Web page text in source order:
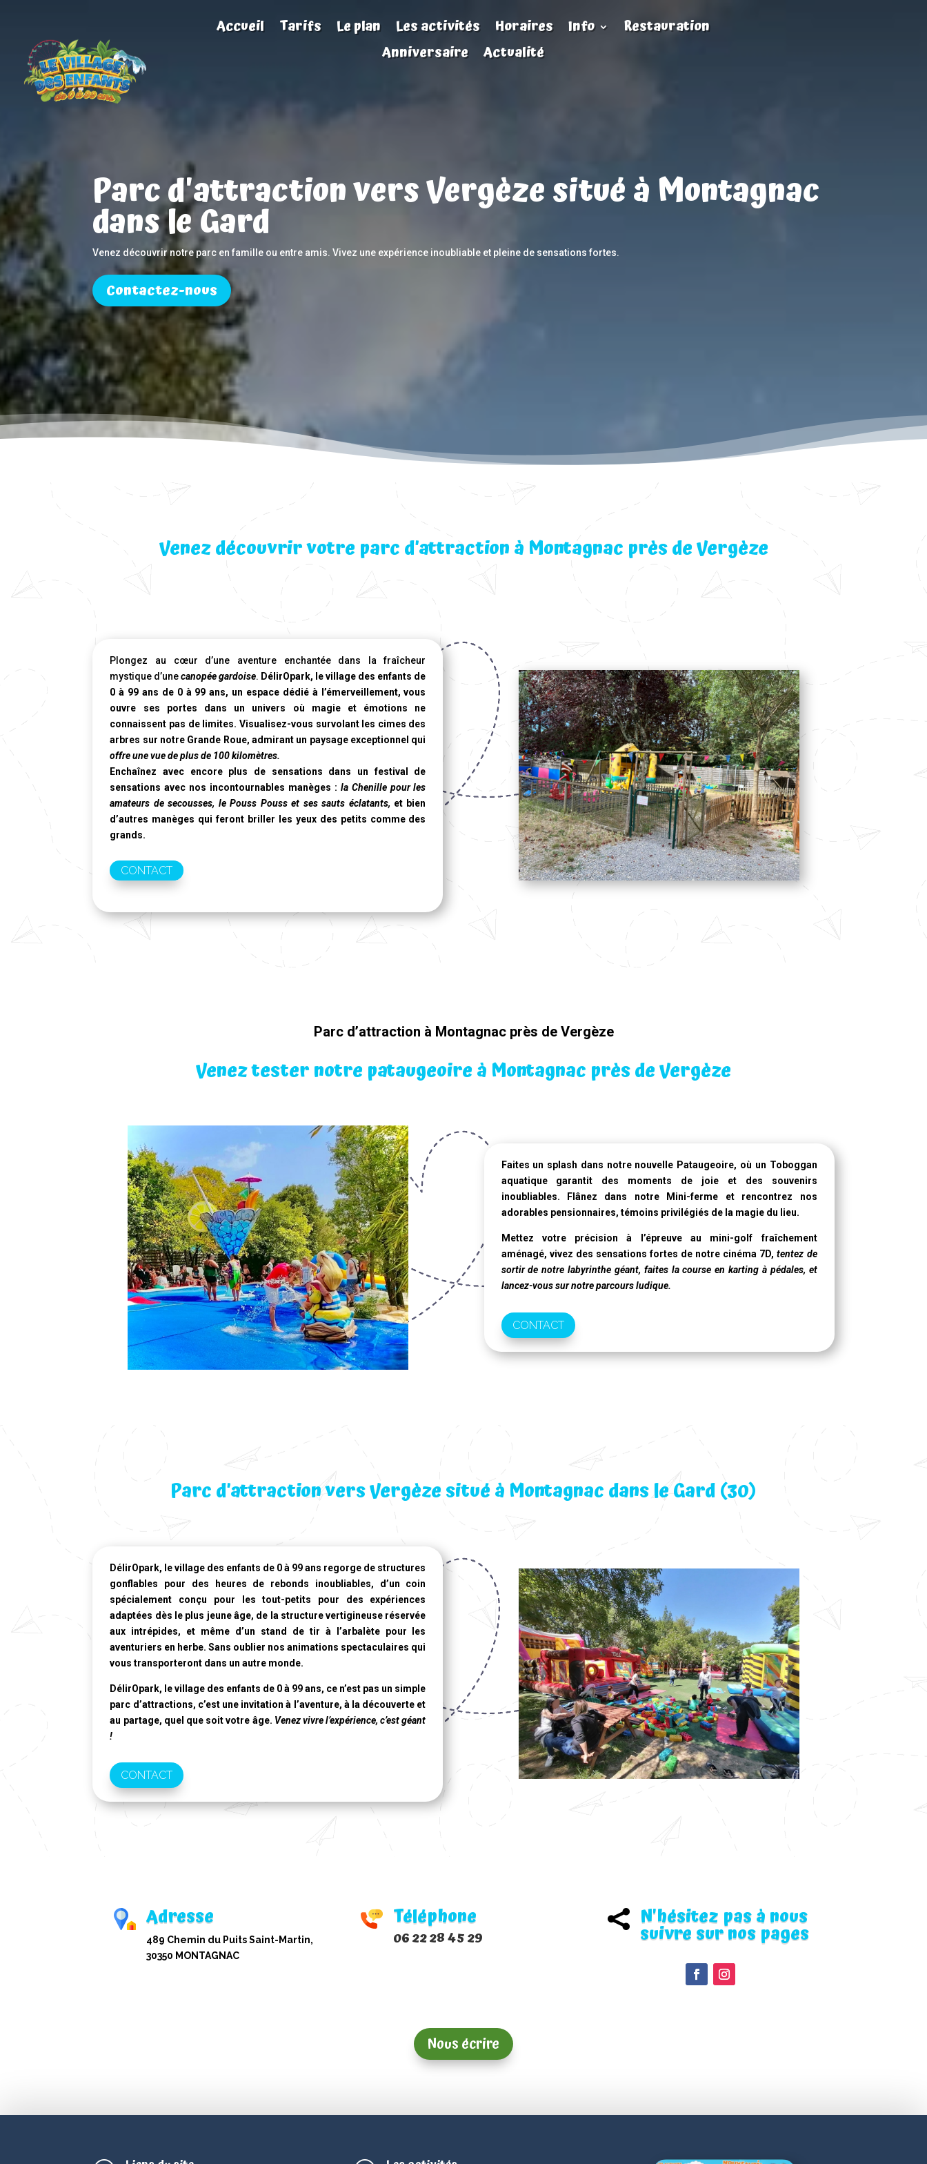
Accueil Tarifs Le plan Les activités Horaires Info
Restauration
Anniversaire
Actualité
Parc d'attraction vers Vergèze situé à Montagnac
dans le Gard
Venez découvrir notre parc en famille ou entre amis. Vivez une expérience inoubliable et pleine de sensations fortes.
Contactez-nous
Venez découvrir votre parc d’attraction à Montagnac près de Vergèze
Plongez au cœur d’une aventure enchantée dans la fraîcheur
mystique d’unecanopée gardoise. DélirOpark, le village des enfants de
0 à 99 ans de 0 à 99 ans, un espace dédié à l’émerveillement, vous
ouvre ses portes dans un univers où magie et émotions ne
connaissent pas de limites. Visualisez-vous survolant les cimes des
arbres sur notre Grande Roue, admirant un paysage exceptionnel qui
offre une vue de plus de 100 kilomètres.
Enchaînez avec encore plus de sensations dans un festival de
sensations avec nos incontournables manèges : la Chenille pour les
amateurs de secousses, le Pouss Pouss et ses sauts éclatants, et bien
d’autres manèges qui feront briller les yeux des petits comme des
grands.
CONTACT
Parc d’attraction à Montagnac près de Vergèze
Venez tester notre pataugeoire à Montagnac près de Vergèze
Faites un splash dans notre nouvelle Pataugeoire, où un Toboggan
aquatiquegarantit des moments de joie et des souvenirs
inoubliables. Flânez dans notre Mini-ferme et rencontrez nos
adorables pensionnaires, témoins privilégiés de la magie du lieu.
Mettez votre précision à l’épreuve au mini-golf fraîchement
aménagé, vivez des sensations fortes de notre cinéma 7D,tentez de
sortir de notre labyrinthe géant, faites la course en karting à pédales, et
lancez-vous sur notre parcours ludique.
CONTACT
Parc d’attraction vers Vergèze situé à Montagnac dans le Gard (30)
DélirOpark, le village des enfants de 0 à 99 ans regorge de structures
gonflables pour des heures de rebonds inoubliables, d’un coin
spécialement conçu pour les tout-petits pour des expériences
adaptées dès le plus jeune âge, de la structure vertigineuse réservée
aux intrépides, et même d’un stand de tir à l’arbalète pour les
aventuriers en herbe. Sans oublier nos animations spectaculaires qui
vous transporteront dans un autre monde.
DélirOpark, le village des enfants de 0 à 99 ans, ce n’est pas un simple
parc d’attractions, c’est une invitation à l’aventure, à la découverte et
au partage, quel que soit votre âge. Venez vivre l’expérience, c’est géant
!
CONTACT
Adresse
489 Chemin du Puits Saint-Martin,
30350 MONTAGNAC
Téléphone
06 22 28 45 29
 N'hésitez pas à nous
suivre sur nos pages
Nous écrire